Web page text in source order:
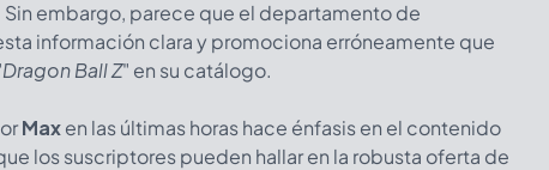
Sin embargo, parece que el departamento de
información clara y promociona erróneamente que
Dragon Ball Z" en su catálogo.
Maxen las últimas horas hace énfasis en el contenido
los suscriptores pueden hallar en la robusta oferta de